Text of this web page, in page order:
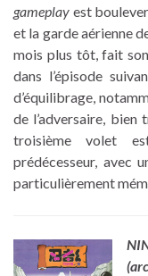
gameplay est
et la garde aérienne
mois plus tôt, fait
dans l’épisode
d’équilibrage,
de l’adversaire,
troisième volet
prédécesseur, avec
particulièrement